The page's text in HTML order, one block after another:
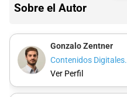
Sobre el Autor
Gonzalo Zentner
Contenidos Digitales.
Ver Perfil